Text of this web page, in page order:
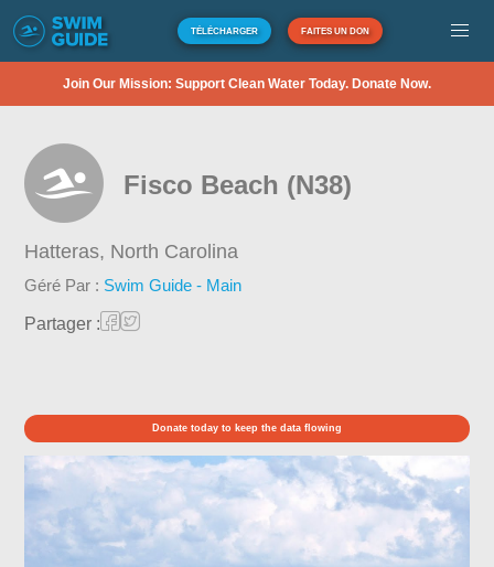
TÉLÉCHARGER FAITES UN DON
Join Our Mission: Support Clean Water Today. Donate Now.
Fisco Beach (N38)
Hatteras, North Carolina
Géré Par : Swim Guide - Main
Partager :
Donate today to keep the data flowing